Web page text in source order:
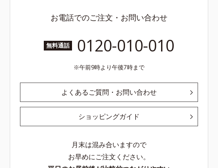
お電話でのご注文・お問い合わせ
無料通話 0120-010-010
午前9時より午後7時まで
よくあるご質問・お問い合わせ
ショッピングガイド
月末は混み合いますので
お早めにご注文ください。